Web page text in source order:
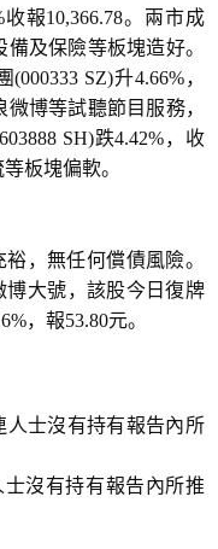
收報10,366.78。兩市成
及保險等板塊造好。
SZ)升4.66%，
博等試聽節目服務，
SH)跌4.42%，收
板塊偏軟。
，無任何償債風險。
博大號，該股今日復牌
，報53.80元。
人士沒有持有報告內所
沒有持有報告內所推